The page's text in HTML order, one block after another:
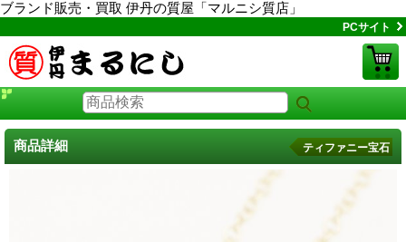
ブランド販売・買取 伊丹の質屋「マルニシ質店」
PCサイト
商品詳細 ティファニー宝石